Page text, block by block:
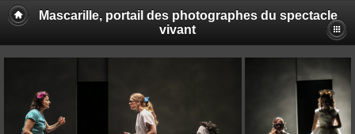
Mascarille, portail des photographes du spectacle
vivant